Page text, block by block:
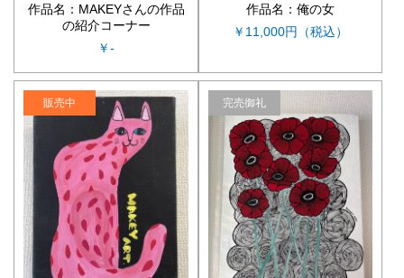
作品名：MAKEYさんの作品
の紹介コーナー
￥-
作品名：俺の女
￥11,000円（税込）
販売中 完売御礼